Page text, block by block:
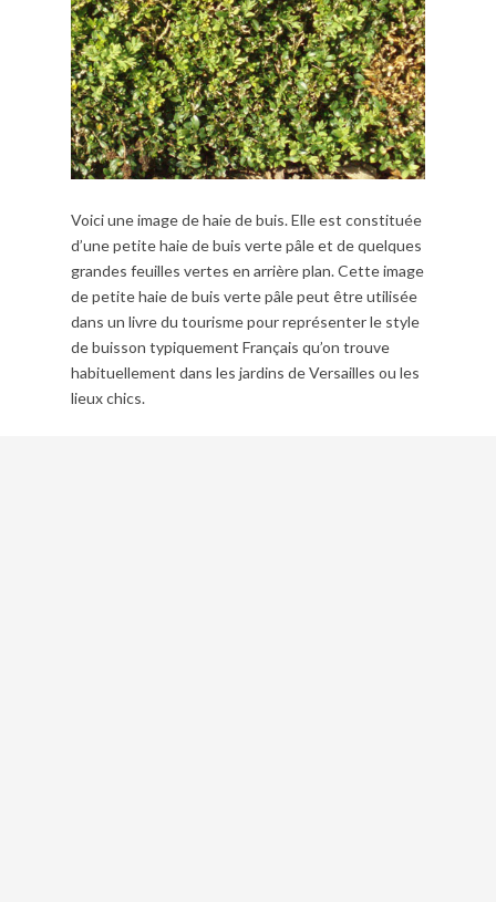
Voici une image de haie de buis. Elle est constituée
d’une petite haie de buis verte pâle et de quelques
grandes feuilles vertes en arrière plan. Cette image
de petite haie de buis verte pâle peut être utilisée
dans un livre du tourisme pour représenter le style
de buisson typiquement Français qu’on trouve
habituellement dans les jardins de Versailles ou les
lieux chics.